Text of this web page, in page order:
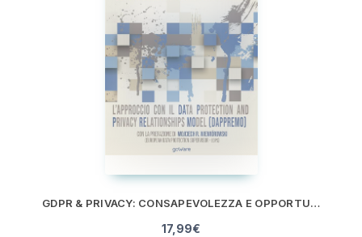
GDPR & PRIVACY: CONSAPEVOLEZZA E OPPORTUNITÀ. L’APPROCCIO CON IL DATA PROTECTION AND PRIVACY RELATIONSHIPS MODEL (DAPPREMO)
17,99€